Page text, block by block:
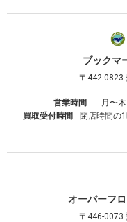
ブックマ
〒442-0823
営業時間
月〜
買取受付時間
閉店時間の
オーバーフ
〒446-0073